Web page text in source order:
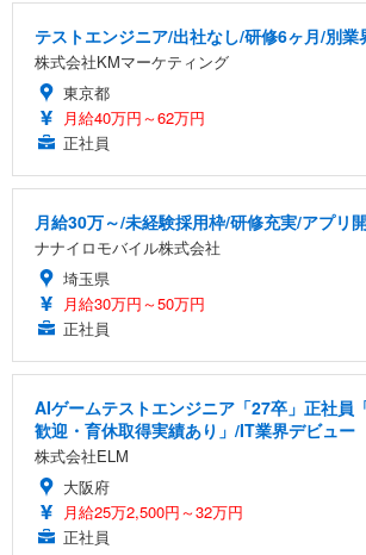
テストエンジニア/出社なし/研修6ヶ月/別業
株式会社KMマーケティング
東京都
月給40万円～62万円
正社員
月給30万～/未経験採用枠/研修充実/アプリ
ナナイロモバイル株式会社
埼玉県
月給30万円～50万円
正社員
AIゲームテストエンジニア「27卒」正社員
歓迎・育休取得実績あり」/IT業界デビュー
株式会社ELM
大阪府
月給25万2,500円～32万円
正社員